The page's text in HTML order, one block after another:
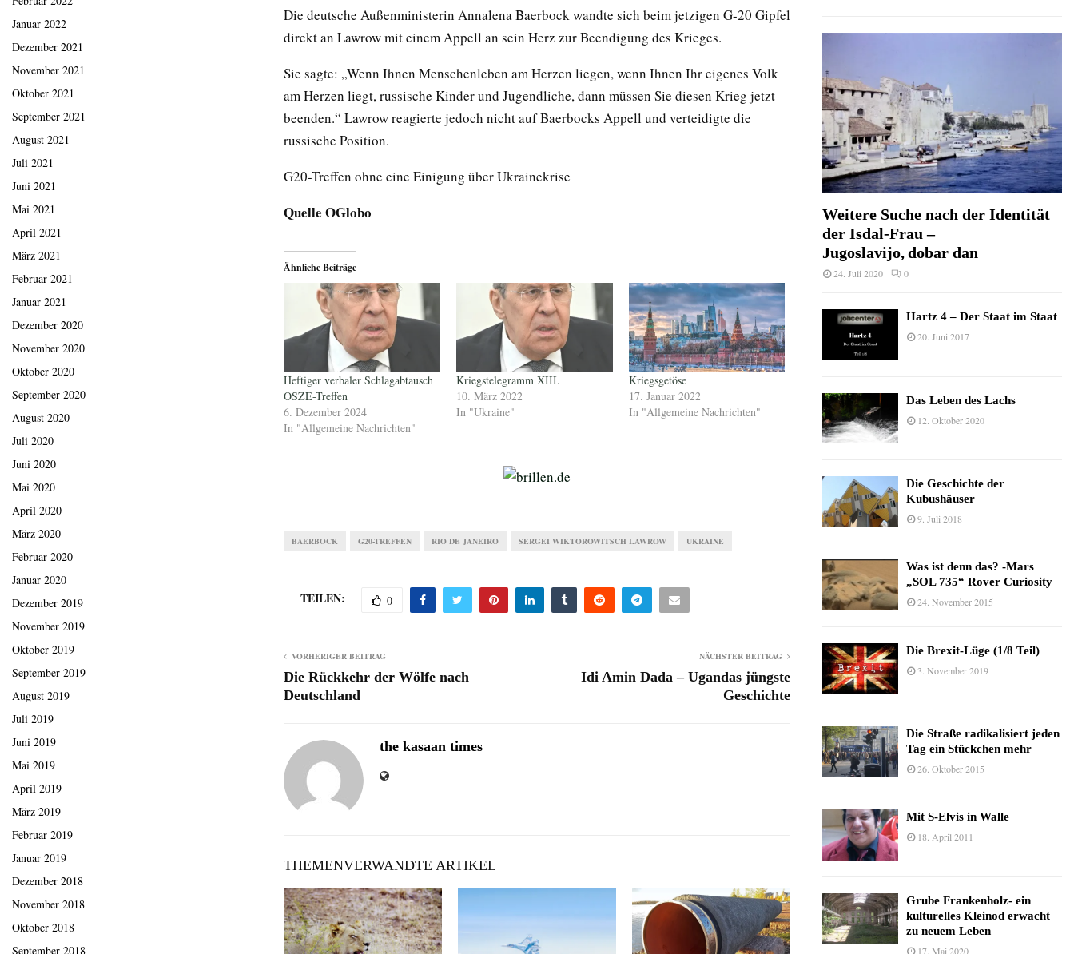
Die deutsche Außenministerin Annalena Baerbock wandte sich beim jetzigen G-20 Gipfel
direkt an Lawrow mit einem Appell an sein Herz zur Beendigung des Krieges.
Sie sagte: „Wenn Ihnen Menschenleben am Herzen liegen, wenn Ihnen Ihr eigenes Volk
am Herzen liegt, russische Kinder und Jugendliche, dann müssen Sie diesen Krieg jetzt
beenden.“ Lawrow reagierte jedoch nicht auf Baerbocks Appell und verteidigte die
russische Position.
G20-Treffen ohne eine Einigung über Ukrainekrise
Quelle OGlobo
Ähnliche Beiträge
Heftiger verbaler Schlagabtausch
OSZE-Treffen
6. Dezember 2024
In "Allgemeine Nachrichten"
Kriegstelegramm XIII.
10. März 2022
In "Ukraine"
Kriegsgetöse
17. Januar 2022
In "Allgemeine Nachrichten"
BAERBOCK G20-TREFFEN RIO DE JANEIRO SERGEI WIKTOROWITSCH LAWROW UKRAINE
TEILEN: 0
VORHERIGER BEITRAG
Die Rückkehr der Wölfe nach
Deutschland
NÄCHSTER BEITRAG
Idi Amin Dada – Ugandas jüngste
Geschichte
the kasaan times
THEMENVERWANDTE ARTIKEL
Januar 2022
Dezember 2021
November 2021
Oktober 2021
September 2021
August 2021
Juli 2021
Juni 2021
Mai 2021
April 2021
März 2021
Februar 2021
Januar 2021
Dezember 2020
November 2020
Oktober 2020
September 2020
August 2020
Juli 2020
Juni 2020
Mai 2020
April 2020
März 2020
Februar 2020
Januar 2020
Dezember 2019
November 2019
Oktober 2019
September 2019
August 2019
Juli 2019
Juni 2019
Mai 2019
April 2019
März 2019
Februar 2019
Januar 2019
Dezember 2018
November 2018
Oktober 2018
September 2018
Weitere Suche nach der Identität
der Isdal-Frau –
Jugoslavijo, dobar dan
24. Juli 2020 0
Hartz 4 – Der Staat im Staat
20. Juni 2017
Das Leben des Lachs
12. Oktober 2020
Die Geschichte der
Kubushäuser
9. Juli 2018
Was ist denn das? -Mars
„SOL 735“ Rover Curiosity
24. November 2015
Die Brexit-Lüge (1/8 Teil)
3. November 2019
Die Straße radikalisiert jeden
Tag ein Stückchen mehr
26. Oktober 2015
Mit S-Elvis in Walle
18. April 2011
Grube Frankenholz- ein
kulturelles Kleinod erwacht
zu neuem Leben
17. Mai 2020